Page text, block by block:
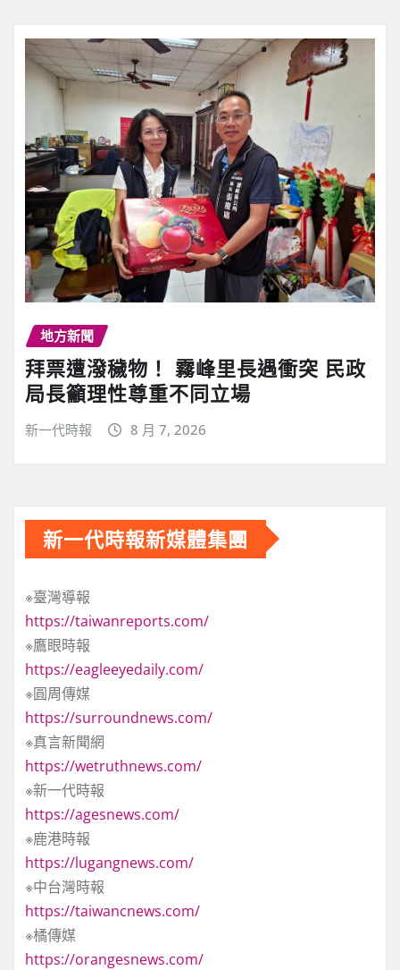
地方新聞
拜票遭潑穢物！ 霧峰里長遇衝突 民政
局長籲理性尊重不同立場
新一代時報 8 月 7, 2026
新一代時報新媒體集團
※臺灣導報
https://taiwanreports.com/
※鷹眼時報
https://eagleeyedaily.com/
※圓周傳媒
https://surroundnews.com/
※真言新聞網
https://wetruthnews.com/
※新一代時報
https://agesnews.com/
※鹿港時報
https://lugangnews.com/
※中台灣時報
https://taiwancnews.com/
※橘傳媒
https://orangesnews.com/